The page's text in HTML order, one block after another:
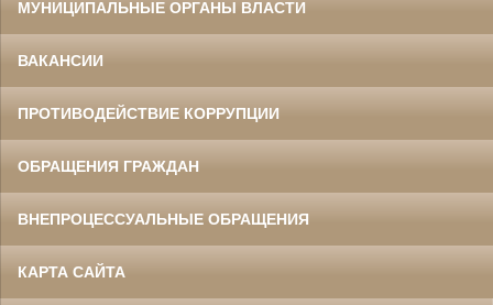
МУНИЦИПАЛЬНЫЕ ОРГАНЫ ВЛАСТИ
ВАКАНСИИ
ПРОТИВОДЕЙСТВИЕ КОРРУПЦИИ
ОБРАЩЕНИЯ ГРАЖДАН
ВНЕПРОЦЕССУАЛЬНЫЕ ОБРАЩЕНИЯ
КАРТА САЙТА